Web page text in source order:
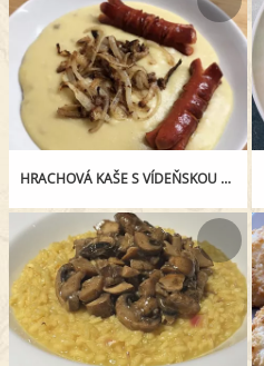
HRACHOVÁ KAŠE S VÍDEŇSKOU CIBULKOU A PIKANTNÍMI PÁRKY